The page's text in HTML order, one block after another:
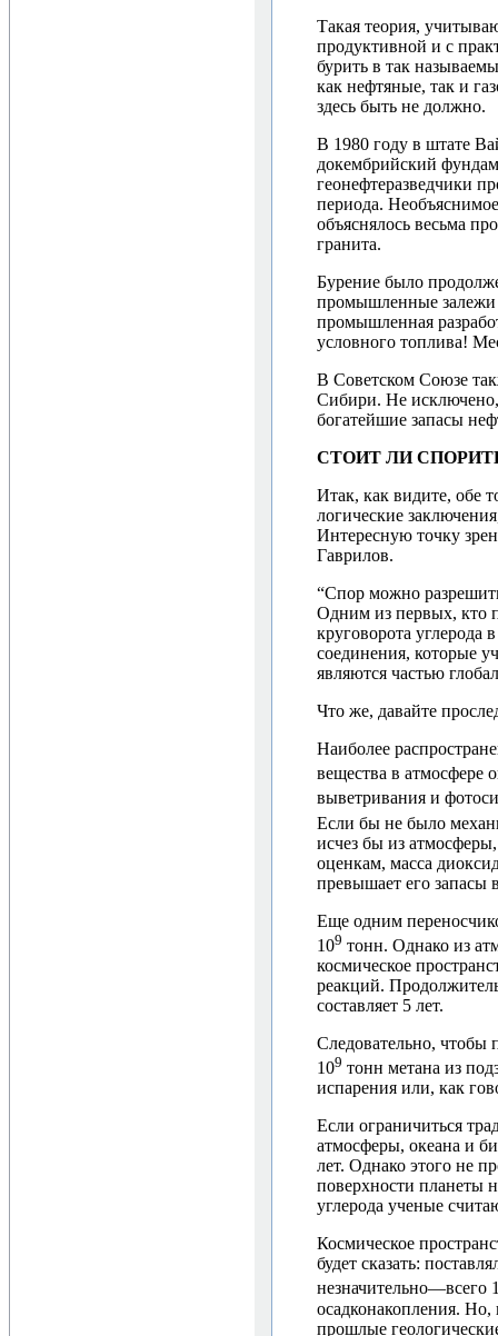
Такая теория,
продуктивной и с
бурить в так
как нефтяные, так и
здесь быть не должно.
В 1980 году в штате
докембрийский
геонефтеразведчики
периода.
объяснялось весьма
гранита.
Бурение было
промышленные залежи
промышленная
условного топлива!
В Советском Союзе
Сибири. Не исключено,
богатейшие запасы
СТОИТ ЛИ
Итак, как видите, обе
логические
Интересную точку
Гаврилов.
“Спор можно
Одним из первых, кто
круговорота
соединения, которые
являются частью
Что же, давайте
Наиболее
вещества в атмосфере
выветривания и
Если бы не было
исчез бы из
оценкам, масса
превышает его запасы
Еще одним
109 тонн. Однако из
космическое
реакций.
составляет 5 лет.
Следовательно, чтобы
109 тонн метана из
испарения или, как
Если ограничиться
атмосферы, океана и
лет. Однако этого не
поверхности планеты
углерода ученые
Космическое
будет сказать:
незначительно—всего
осадконакопления. Но,
прошлые